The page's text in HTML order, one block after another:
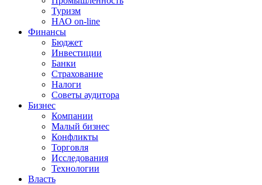
Туризм
НАО on-line
Финансы
Бюджет
Инвестиции
Банки
Страхование
Налоги
Советы аудитора
Бизнес
Компании
Малый бизнес
Конфликты
Торговля
Исследования
Технологии
Власть